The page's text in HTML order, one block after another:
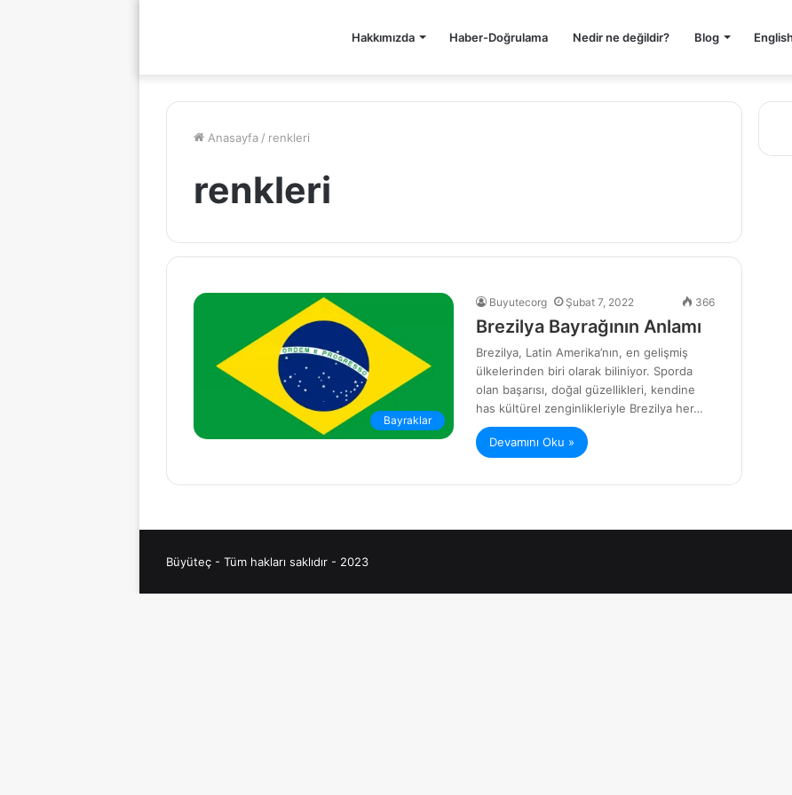
Hakkımızda Haber-Doğrulama Nedir ne değildir? Blog
Anasayfa / renkleri
renkleri
Bayraklar
Buyutecorg Şubat 7, 2022 366
Brezilya Bayrağının Anlamı
Brezilya, Latin Amerika’nın, en gelişmiş
ülkelerinden biri olarak biliniyor. Sporda
olan başarısı, doğal güzellikleri, kendine
has kültürel zenginlikleriyle Brezilya her…
Devamını Oku »
Büyüteç - Tüm hakları saklıdır - 2023